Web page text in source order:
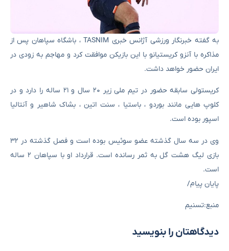
به گفته خبرنگار ورزشی آژانس خبری TASNIM ، باشگاه سپاهان پس از
مذاکره با آنزو کریستیانو با این بازیکن موافقت کرد و مهاجم به زودی در
ایران حضور خواهد داشت.
کریستولی سابقه حضور در تیم ملی زیر ۲۰ سال و ۲۱ ساله را دارد و در
کلوپ هایی مانند بوردو ، باستیا ، سنت اتین ، بشاک شاهیر و آنتالیا
اسپور بوده است.
وی در سه سال گذشته عضو سوئیس بوده است و فصل گذشته در ۳۲
بازی لیگ هشت گل به ثمر رسانده است. قرارداد او با سپاهان ۲ ساله
است.
پایان پیام/
منبع:تسنیم
دیدگاهتان را بنویسید